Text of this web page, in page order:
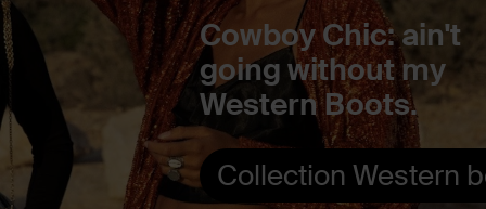
Cowboy Chic: ain't
going without my
Western Boots.
Collection Western